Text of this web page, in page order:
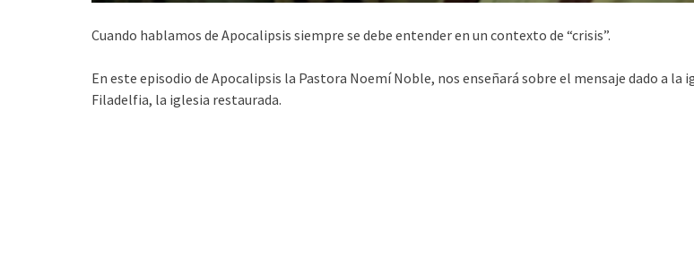
Cuando hablamos de Apocalipsis siempre se debe entender en un contexto de “crisis”.
En este episodio de Apocalipsis la Pastora Noemí Noble, nos enseñará sobre el mensaje dado a la
Filadelfia, la iglesia restaurada.